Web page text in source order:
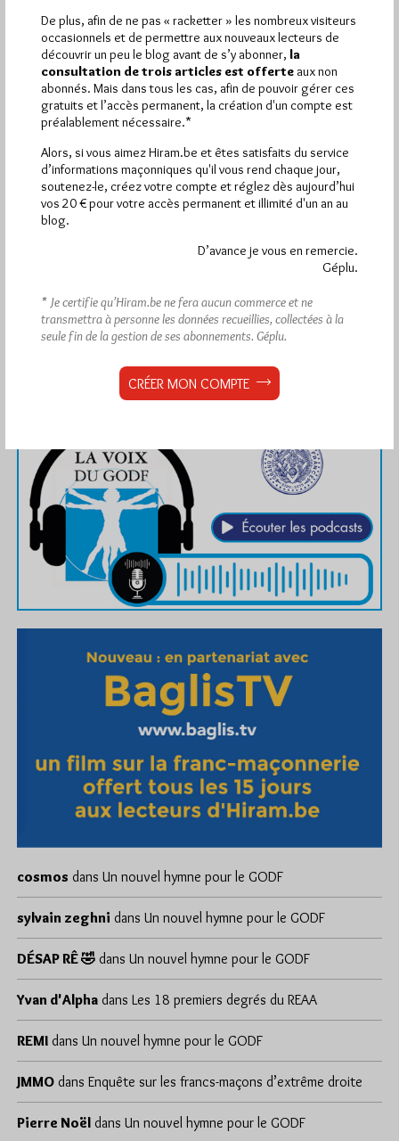
Abonnement aux Newsletters - RSS
cosmos dans Un nouvel hymne pour le GODF
sylvain zeghni dans Un nouvel hymne pour le GODF
DÉSAP RÊ 🤣 dans Un nouvel hymne pour le GODF
Yvan d'Alpha dans Les 18 premiers degrés du REAA
REMI dans Un nouvel hymne pour le GODF
JMMO dans Enquête sur les francs-maçons d’extrême droite
Pierre Noël dans Un nouvel hymne pour le GODF
De plus, afin de ne pas « racketter » les nombreux visiteurs
occasionnels et de permettre aux nouveaux lecteurs de
découvrir un peu le blog avant de s’y abonner, la
consultation de trois articles est offerte aux non
abonnés. Mais dans tous les cas, afin de pouvoir gérer ces
gratuits et l’accès permanent, la création d'un compte est
préalablement nécessaire.*
Alors, si vous aimez Hiram.be et êtes satisfaits du service
d’informations maçonniques qu'il vous rend chaque jour,
soutenez-le, créez votre compte et réglez dès aujourd’hui
vos 20 € pour votre accès permanent et illimité d'un an au
blog.
D’avance je vous en remercie.
Géplu.
* Je certifie qu’Hiram.be ne fera aucun commerce et ne
transmettra à personne les données recueillies, collectées à la
seule fin de la gestion de ses abonnements. Géplu.
CRÉER MON COMPTE